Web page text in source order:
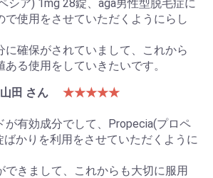
シア) 1mg 28錠、aga男性型脱毛症に
で使用をさせていただくようにらし
に確保がされていまして、これから
ある使用をしていきたいです。
山田 さん
★★★★★
が有効成分でして、Propecia(プロペ
ばかりを利用をさせていただくように
できまして、これからも大切に服用